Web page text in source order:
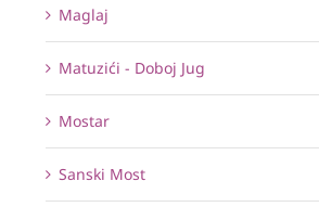
Maglaj
Matuzići - Doboj Jug
Mostar
Sanski Most